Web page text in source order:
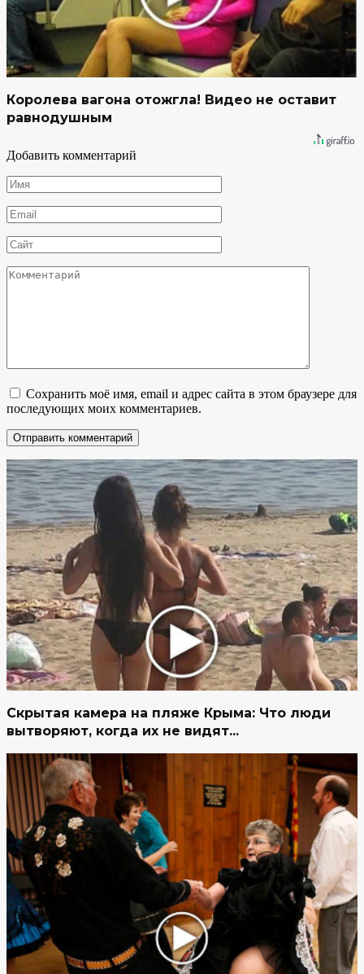
Королева вагона отожгла! Видео не оставит
равнодушным
Добавить комментарий
Имя
*
Email
*
Сайт
Комментарий
Сохранить моё имя, email и адрес сайта в этом браузере для
последующих моих комментариев.
Скрытая камера на пляже Крыма: Что люди
вытворяют, когда их не видят...